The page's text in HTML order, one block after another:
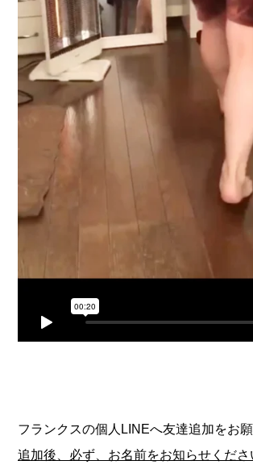
フランクスの個人LINEへ友達追加をお願
追加後、必ず、お名前をお知らせくださ